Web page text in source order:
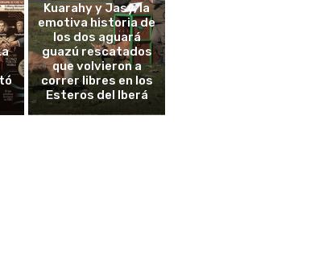
Kuarahy y Jasy, la
emotiva historia de
los dos aguará
guazú rescatados
que volvieron a
correr libres en los
Esteros del Iberá